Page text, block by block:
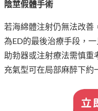
陰莖假體手術
若海綿體注射仍無法改善
為ED的最後治療手段，
助勃器或注射療法需慎重
充氣型可在局部麻醉下約